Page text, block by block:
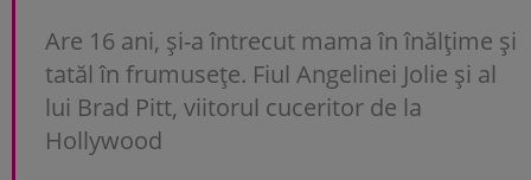
Are 16 ani, și-a întrecut mama în înălțime și
tatăl în frumusețe. Fiul Angelinei Jolie și al
lui Brad Pitt, viitorul cuceritor de la
Hollywood